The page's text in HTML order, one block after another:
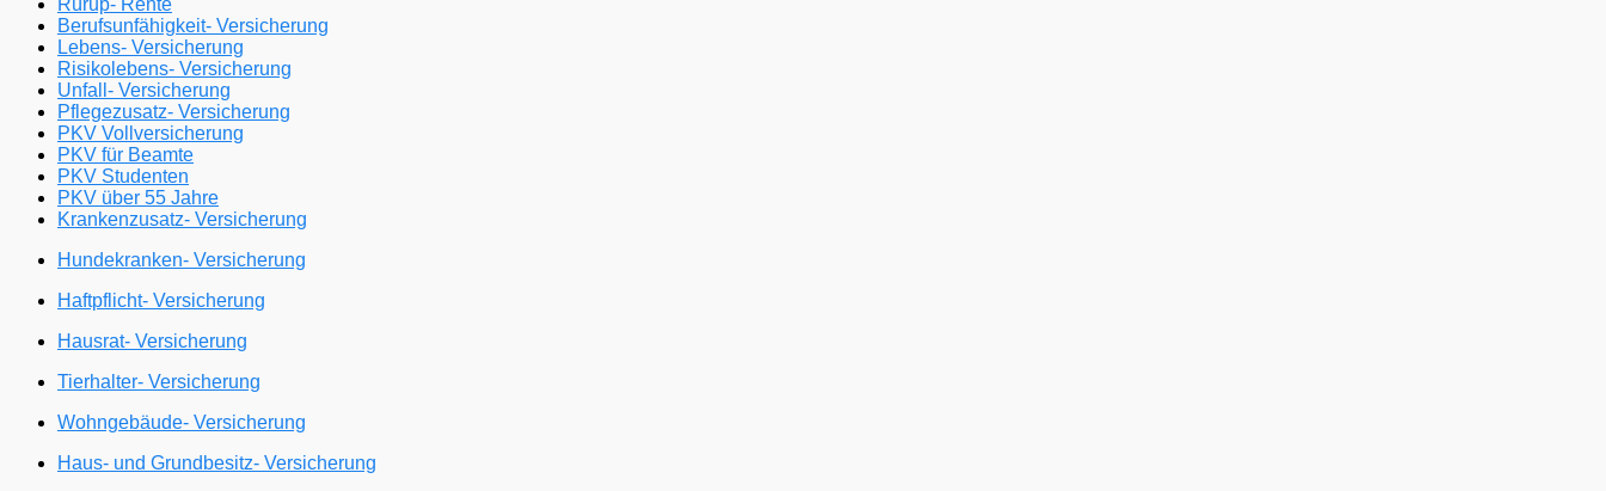
Berufsunfähigkeit- Versicherung
Lebens- Versicherung
Risikolebens- Versicherung
Unfall- Versicherung
Pflegezusatz- Versicherung
PKV Vollversicherung
PKV für Beamte
PKV Studenten
PKV über 55 Jahre
Krankenzusatz- Versicherung
Hundekranken- Versicherung
Haftpflicht- Versicherung
Hausrat- Versicherung
Tierhalter- Versicherung
Wohngebäude- Versicherung
Haus- und Grundbesitz- Versicherung